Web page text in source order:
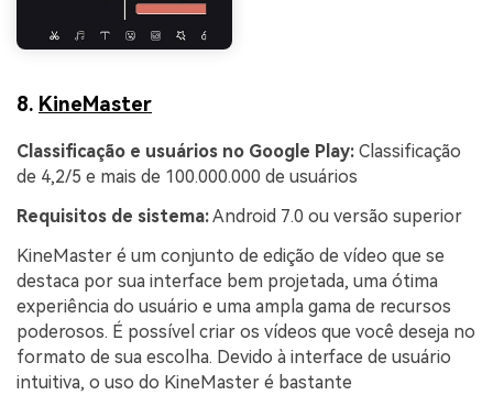
8. KineMaster
Classificação e usuários no Google Play: Classificação
de 4,2/5 e mais de 100.000.000 de usuários
Requisitos de sistema:Android 7.0 ou versão superior
KineMaster é um conjunto de edição de vídeo que se
destaca por sua interface bem projetada, uma ótima
experiência do usuário e uma ampla gama de recursos
poderosos. É possível criar os vídeos que você deseja no
formato de sua escolha. Devido à interface de usuário
intuitiva, o uso do KineMaster é bastante